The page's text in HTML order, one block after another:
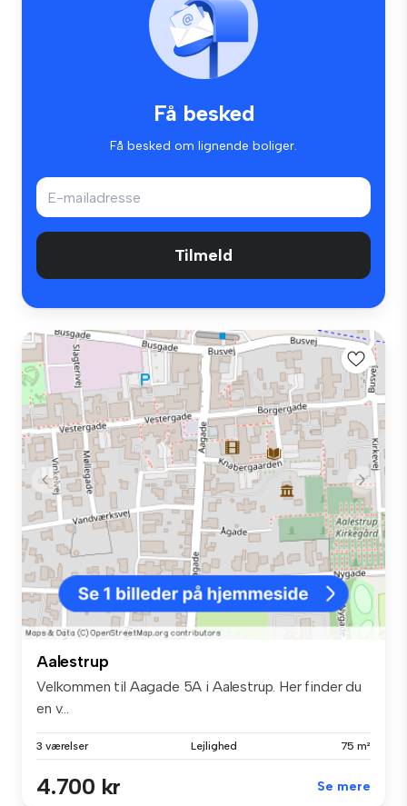
Få besked
Få besked om lignende boliger.
Tilmeld
Aalestrup
Velkommen til Aagade 5A i Aalestrup. Her finder du
en v...
3 værelser Lejlighed 75 m²
4.700 kr Se mere